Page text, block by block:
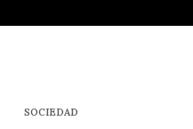
SOCIEDAD